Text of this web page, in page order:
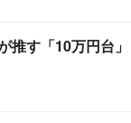
推す「10万円台」